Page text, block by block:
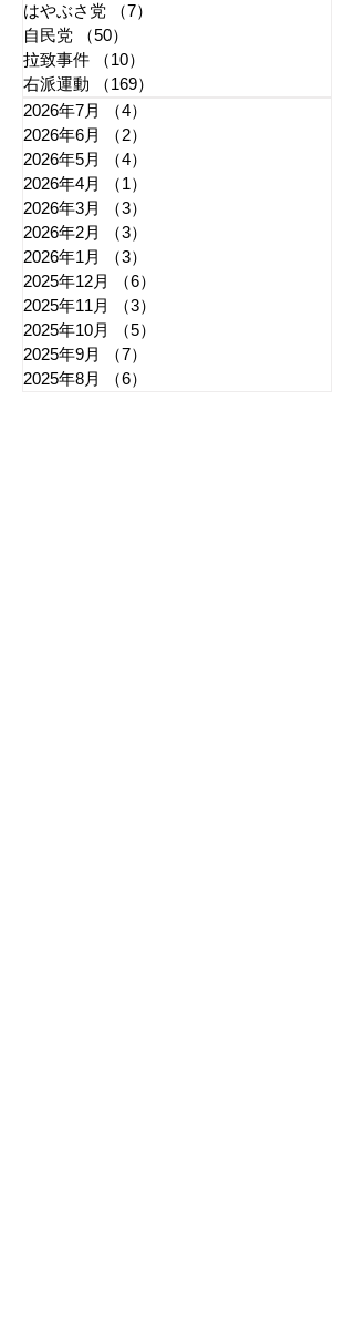
はやぶさ党
（7）
自民党
（50）
拉致事件
（10）
右派運動
（169）
2026年7月
（4）
2026年6月
（2）
2026年5月
（4）
2026年4月
（1）
2026年3月
（3）
2026年2月
（3）
2026年1月
（3）
2025年12月
（6）
2025年11月
（3）
2025年10月
（5）
2025年9月
（7）
2025年8月
（6）